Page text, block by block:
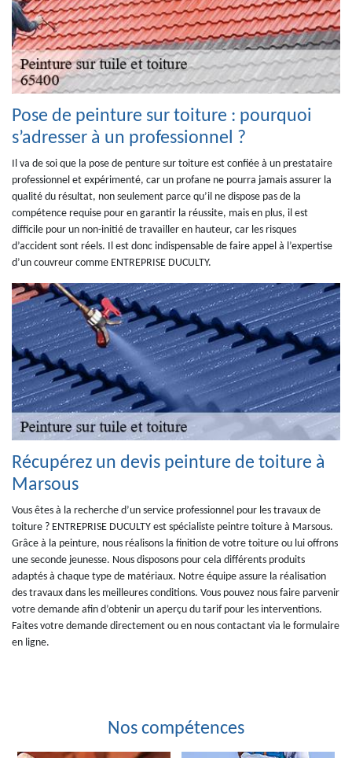
Pose de peinture sur toiture : pourquoi
s’adresser à un professionnel ?
Il va de soi que la pose de penture sur toiture est confiée à un prestataire
professionnel et expérimenté, car un profane ne pourra jamais assurer la
qualité du résultat, non seulement parce qu’il ne dispose pas de la
compétence requise pour en garantir la réussite, mais en plus, il est
difficile pour un non-initié de travailler en hauteur, car les risques
d’accident sont réels. Il est donc indispensable de faire appel à l’expertise
d’un couvreur comme ENTREPRISE DUCULTY.
Récupérez un devis peinture de toiture à
Marsous
Vous êtes à la recherche d’un service professionnel pour les travaux de
toiture ? ENTREPRISE DUCULTY est spécialiste peintre toiture à Marsous.
Grâce à la peinture, nous réalisons la finition de votre toiture ou lui offrons
une seconde jeunesse. Nous disposons pour cela différents produits
adaptés à chaque type de matériaux. Notre équipe assure la réalisation
des travaux dans les meilleures conditions. Vous pouvez nous faire parvenir
votre demande afin d’obtenir un aperçu du tarif pour les interventions.
Faites votre demande directement ou en nous contactant via le formulaire
en ligne.
Nos compétences